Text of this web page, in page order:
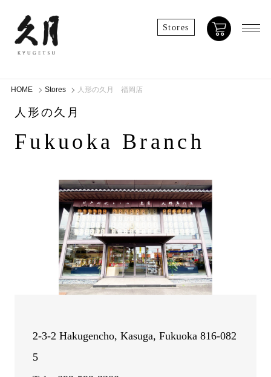
Stores
HOME Stores 人形の久月 福岡店
人形の久月
Fukuoka Branch
2-3-2 Hakugencho, Kasuga, Fukuoka 816-082
5